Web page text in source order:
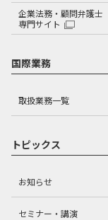
企業法務・顧問弁護士
専門サイト
国際業務
取扱業務一覧
トピックス
お知らせ
セミナー・講演